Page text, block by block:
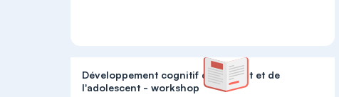
Développement cognitif de l'enfant et de
l'adolescent - workshop